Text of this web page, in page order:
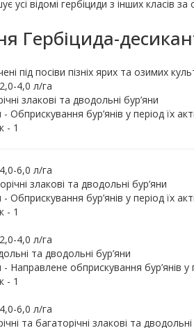
усі відомі гербіциди з інших класів за
Гербіцида-
під посіви пізніх ярих та озимих
4,0 л/га
злакові та дводольні бур’яни
Обприскування бур’янів у період їх
- 1
6,0 л/га
злакові та дводольні бур’яни
Обприскування бур’янів у період їх
- 1
4,0 л/га
та дводольні бур’яни
Направлене обприскування бур’янів
- 1
6,0 л/га
та багаторічні злакові та